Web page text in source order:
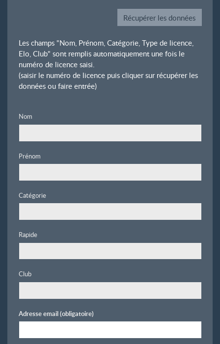
Les champs "Nom, Prénom, Catégorie, Type de licence,
Elo, Club" sont remplis automatiquement une fois le
numéro de licence saisi.
(saisir le numéro de licence puis cliquer sur récupérer les
données ou faire entrée)
Nom
Prénom
Catégorie
Rapide
Club
Adresse email(obligatoire)